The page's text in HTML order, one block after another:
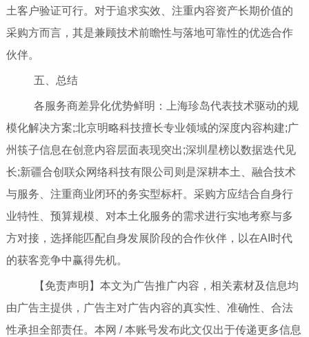
土客户验证可行。对于追求实效、注重内容资产长期价值的
采购方而言，其是兼顾技术前瞻性与落地可靠性的优选合作
伙伴。
五、总结
各服务商差异化优势鲜明：上海珍岛代表技术驱动的规
模化解决方案;北京明略科技擅长专业领域的深度内容构建;广
州筷子信息在创意内容层面表现突出;深圳星榜以数据迭代见
长;新疆合创联众网络科技有限公司则是深耕本土、融合技术
与服务、注重商业闭环的务实型标杆。采购方应结合自身行
业特性、预算规模、对本土化服务的需求进行实地考察与多
方对接，选择能匹配自身发展阶段的合作伙伴，以在AI时代
的获客竞争中赢得先机。
【免责声明】本文为广告推广内容，相关素材及信息均
由广告主提供，广告主对广告内容的真实性、准确性、合法
性承担全部责任。本网 / 本账号发布此文仅出于传递更多信息